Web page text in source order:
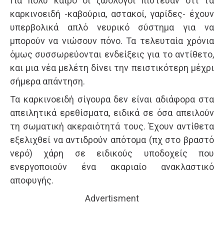
καρκινοειδή -καβούρια, αστακοί, γαρίδες- έχουν
υπερβολικά απλό νευρικό σύστημα για να
μπορούν να νιώσουν πόνο. Τα τελευταία χρόνια
όμως συσσωρεύονται ενδείξεις για το αντίθετο,
και μια νέα μελέτη δίνει την πειστικότερη μέχρι
σήμερα απάντηση.
Τα καρκινοειδή σίγουρα δεν είναι αδιάφορα στα
απειλητικά ερεθίσματα, ειδικά σε όσα απειλούν
τη σωματική ακεραιότητά τους. Έχουν αντίθετα
εξελιχθεί να αντιδρούν απότομα (πχ στο βραστό
νερό) χάρη σε ειδικούς υποδοχείς που
ενεργοποιούν ένα ακαριαίο ανακλαστικό
αποφυγής.
Advertisment